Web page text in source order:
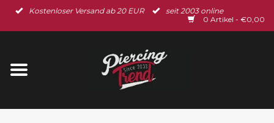
Kostenloser Versand ab 20 EUR
seit 2003 online
0 Artikel - €0,00
Startseite